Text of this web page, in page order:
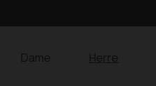
Dame Herre